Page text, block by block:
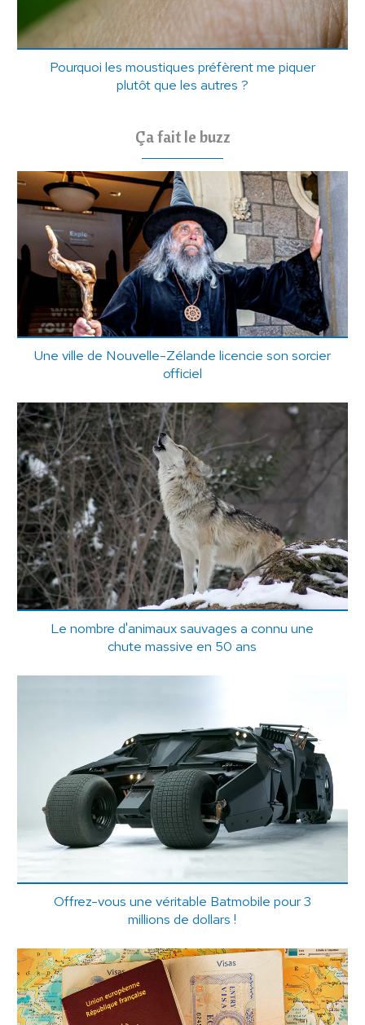
Pourquoi les moustiques préfèrent me piquer
plutôt que les autres ?
Ça fait le buzz
Une ville de Nouvelle-Zélande licencie son sorcier
officiel
Le nombre d'animaux sauvages a connu une
chute massive en 50 ans
Offrez-vous une véritable Batmobile pour 3
millions de dollars !